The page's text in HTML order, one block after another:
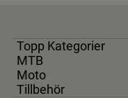
Topp Kategorier
MTB
Moto
Tillbehör